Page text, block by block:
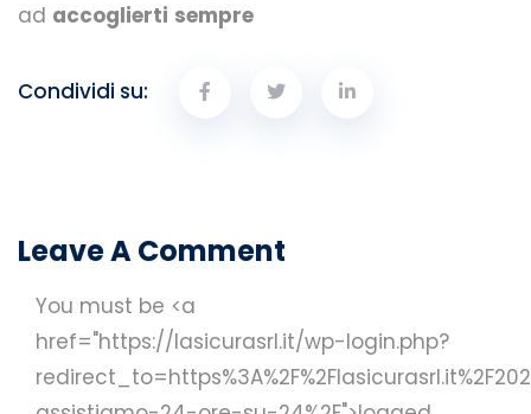
ad accoglierti sempre
Condividi su:
Leave A Comment
You must be <a
href="https://lasicurasrl.it/wp-login.php?